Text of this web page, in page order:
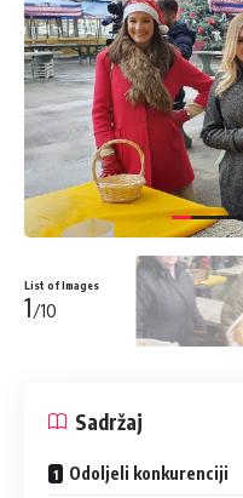
List of Images
1/10
Sadržaj
Odoljeli konkurenciji